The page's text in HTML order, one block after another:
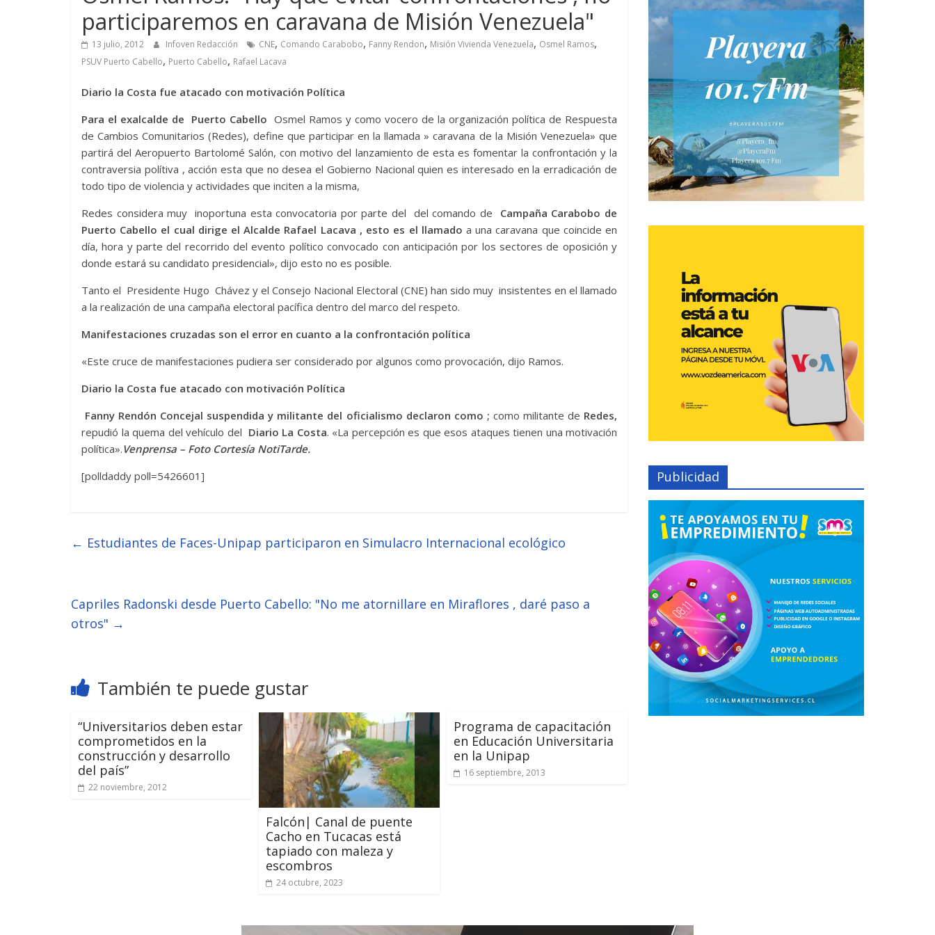
participaremos en caravana de Misión Venezuela"
13 julio, 2012 Infoven Redacción CNE, Comando Carabobo, Fanny Rendon, Misión Vivienda Venezuela, Osmel Ramos,
PSUV Puerto Cabello, Puerto Cabello, Rafael Lacava
Diario la Costa fue atacado con motivación Política
Para el exalcalde de Puerto Cabello Osmel Ramos y como vocero de la organización política de Respuesta
de Cambios Comunitarios (Redes), define que participar en la llamada » caravana de la Misión Venezuela» que
partirá del Aeropuerto Bartolomé Salón, con motivo del lanzamiento de esta es fomentar la confrontación y la
contraversia polítiva , acción esta que no desea el Gobierno Nacional quien es interesado en la erradicación de
todo tipo de violencia y actividades que inciten a la misma,
Redes considera muy inoportuna esta convocatoria por parte del del comando de
Campaña Carabobo de
Puerto Cabello el cual dirige el Alcalde Rafael Lacava , esto es el llamado a una caravana que coincide en
día, hora y parte del recorrido del evento político convocado con anticipación por los sectores de oposición y
donde estará su candidato presidencial», dijo esto no es posible.
Tanto el Presidente Hugo Chávez y el Consejo Nacional Electoral (CNE) han sido muy insistentes en el llamado
a la realización de una campaña electoral pacífica dentro del marco del respeto.
Manifestaciones cruzadas son el error en cuanto a la confrontación política
«Este cruce de manifestaciones pudiera ser considerado por algunos como provocación, dijo Ramos.
Diario la Costa fue atacado con motivación Política
Fanny Rendón Concejal suspendida y militante del oficialismo declaron como ; como militante de Redes,
repudió la quema del vehículo del Diario La Costa. «La percepción es que esos ataques tienen una motivación
política».Venprensa – Foto Cortesía NotiTarde.
[polldaddy poll=5426601]
← Estudiantes de Faces-Unipap participaron en Simulacro Internacional ecológico
Capriles Radonski desde Puerto Cabello: "No me atornillare en Miraflores , daré paso a
otros" →
También te puede gustar
“Universitarios deben estar
comprometidos en la
construcción y desarrollo
del país”
22 noviembre, 2012
Falcón| Canal de puente
Cacho en Tucacas está
tapiado con maleza y
escombros
24 octubre, 2023
Programa de capacitación
en Educación Universitaria
en la Unipap
16 septiembre, 2013
Publicidad